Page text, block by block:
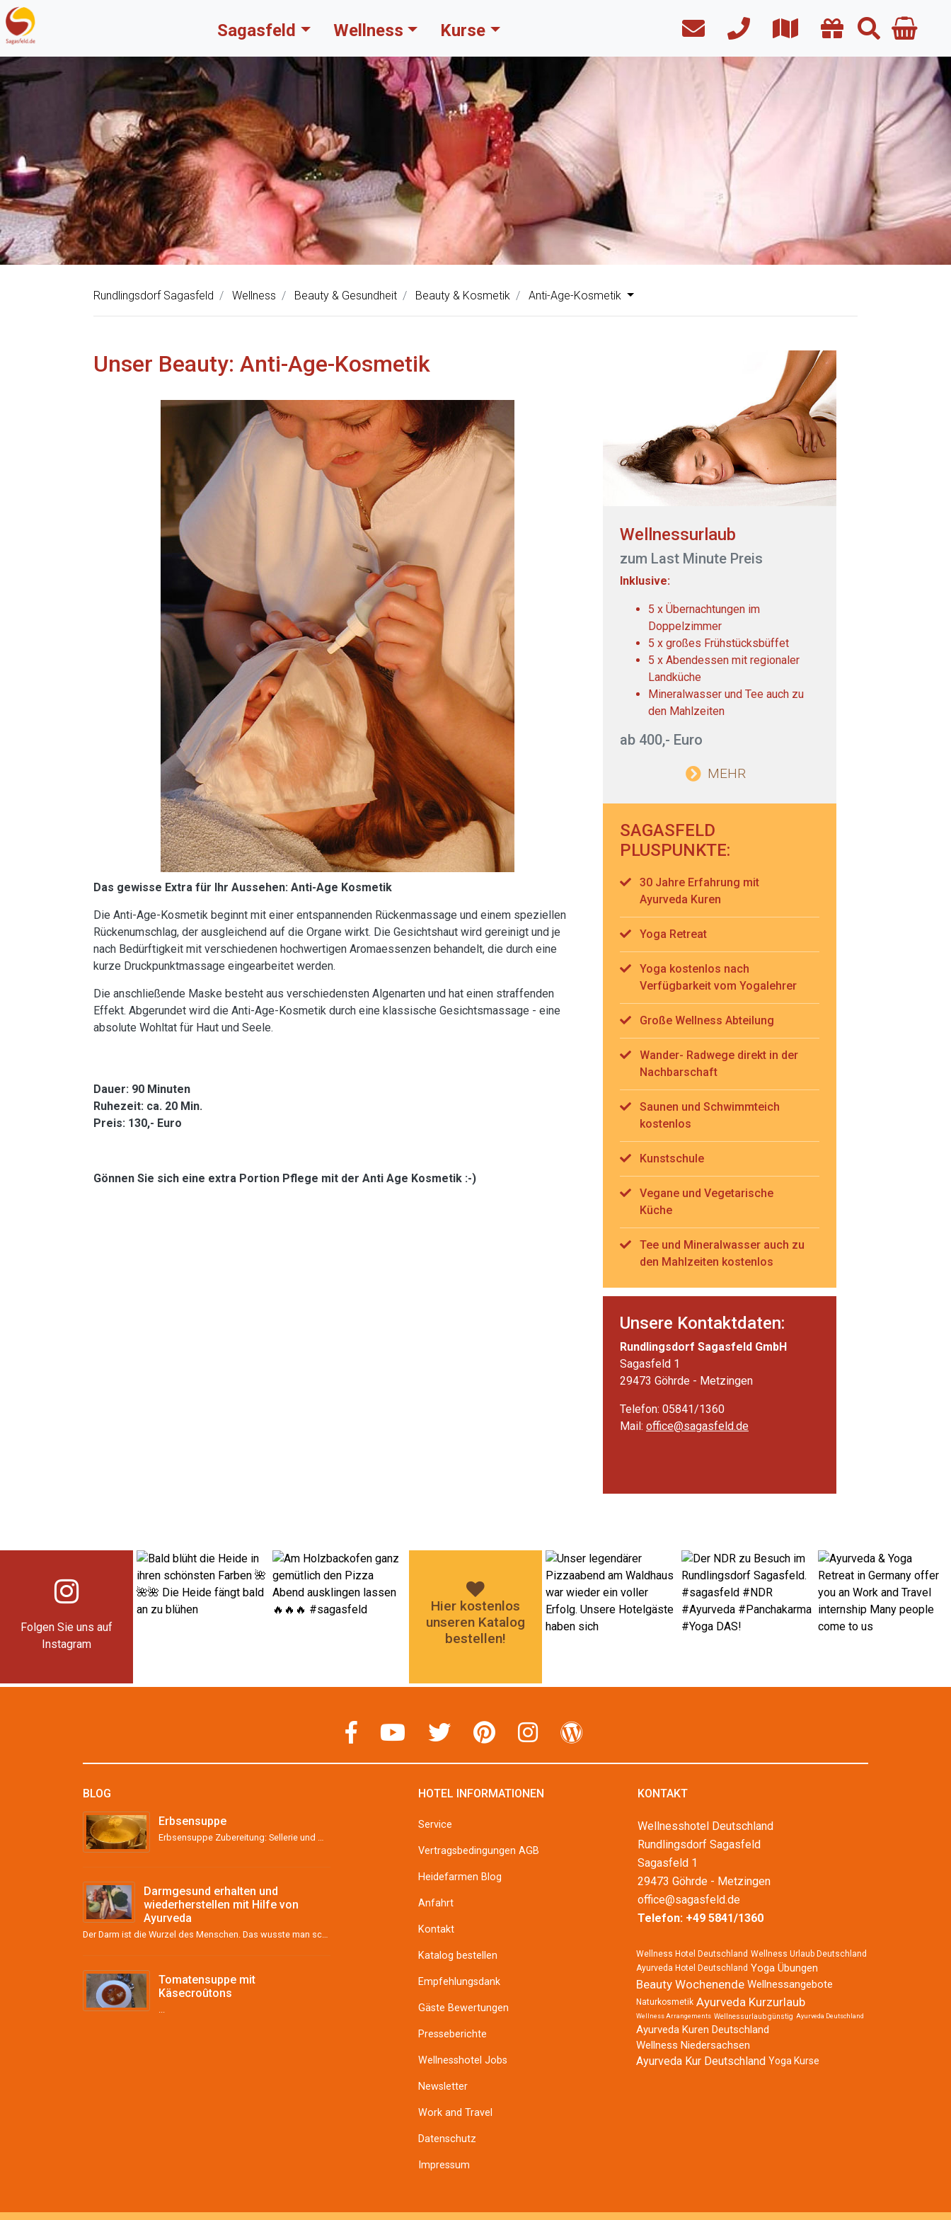
Sagasfeld Wellness Kurse
Rundlingsdorf Sagasfeld Wellness Beauty & Gesundheit Beauty & Kosmetik Anti-Age-Kosmetik
Unser Beauty: Anti-Age-Kosmetik
Das gewisse Extra für Ihr Aussehen: Anti-Age Kosmetik
Die Anti-Age-Kosmetik beginnt mit einer entspannenden Rückenmassage und einem speziellen
Rückenumschlag, der ausgleichend auf die Organe wirkt. Die Gesichtshaut wird gereinigt und je
nach Bedürftigkeit mit verschiedenen hochwertigen Aromaessenzen behandelt, die durch eine
kurze Druckpunktmassage eingearbeitet werden.
Die anschließende Maske besteht aus verschiedensten Algenarten und hat einen straffenden
Effekt. Abgerundet wird die Anti-Age-Kosmetik durch eine klassische Gesichtsmassage - eine
absolute Wohltat für Haut und Seele.
Dauer: 90 Minuten
Ruhezeit: ca. 20 Min.
Preis: 130,- Euro
Gönnen Sie sich eine extra Portion Pflege mit der Anti Age Kosmetik :-)
Wellnessurlaub
zum Last Minute Preis
Inklusive:
5 x Übernachtungen im
Doppelzimmer
5 x großes Frühstücksbüffet
5 x Abendessen mit regionaler
Landküche
Mineralwasser und Tee auch zu
den Mahlzeiten
ab 400,- Euro
MEHR
SAGASFELD
PLUSPUNKTE:
30 Jahre Erfahrung mit
Ayurveda Kuren
Yoga Retreat
Yoga kostenlos nach
Verfügbarkeit vom Yogalehrer
Große Wellness Abteilung
Wander- Radwege direkt in der
Nachbarschaft
Saunen und Schwimmteich
kostenlos
Kunstschule
Vegane und Vegetarische
Küche
Tee und Mineralwasser auch zu
den Mahlzeiten kostenlos
Unsere Kontaktdaten:
Rundlingsdorf Sagasfeld GmbH
Sagasfeld 1
29473 Göhrde - Metzingen
Telefon: 05841/1360
Mail: office@sagasfeld.de
Folgen Sie uns auf
Instagram
Hier kostenlos
unseren Katalog
bestellen!
BLOG
Erbsensuppe
Darmgesund erhalten und
wiederherstellen mit Hilfe von
Ayurveda
Tomatensuppe mit
Käsecroûtons
HOTEL INFORMATIONEN
Service
Vertragsbedingungen AGB
Heidefarmen Blog
Anfahrt
Kontakt
Katalog bestellen
Empfehlungsdank
Gäste Bewertungen
Presseberichte
Wellnesshotel Jobs
Newsletter
Work and Travel
Datenschutz
Impressum
KONTAKT
Wellnesshotel Deutschland
Rundlingsdorf Sagasfeld
Sagasfeld 1
29473 Göhrde - Metzingen
office@sagasfeld.de
Telefon: +49 5841/1360
Wellness Hotel Deutschland Wellness Urlaub Deutschland
Ayurveda Hotel Deutschland Yoga Übungen
Beauty Wochenende Wellnessangebote
Naturkosmetik Ayurveda Kurzurlaub
Wellness Arrangements Wellnessurlaub günstig Ayurveda Deutschland
Ayurveda Kuren Deutschland
Wellness Niedersachsen
Ayurveda Kur Deutschland Yoga Kurse